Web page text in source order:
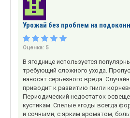
Урожай без проблем на
Оценка: 5
В ягоднице используется
требующий сложного ухода.
наносят серьезного вреда.
приводит к развитию гнили
Периодический недостаток
кустикам. Спелые ягоды всегда
и сочными, с ярким ароматом,